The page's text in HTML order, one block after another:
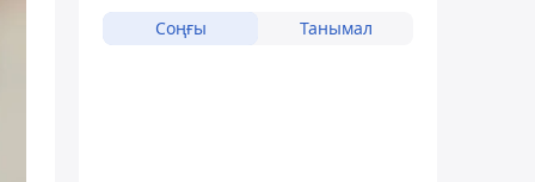
Соңғы Танымал